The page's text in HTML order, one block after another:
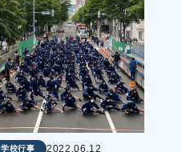
学校行事 2022.06.12